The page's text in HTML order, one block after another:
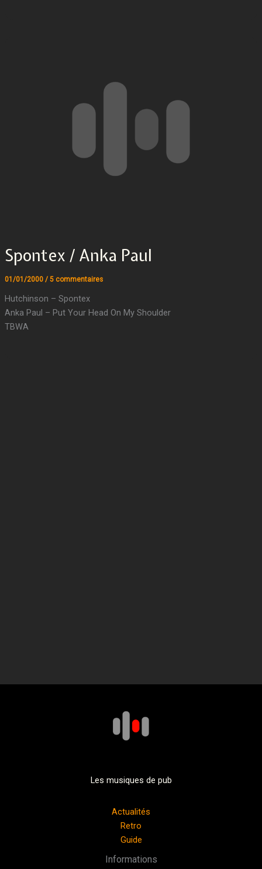
Spontex / Anka Paul
01/01/2000 / 5 commentaires
Hutchinson – Spontex
Anka Paul – Put Your Head On My Shoulder
TBWA
Les musiques de pub
Actualités
Retro
Guide
Informations